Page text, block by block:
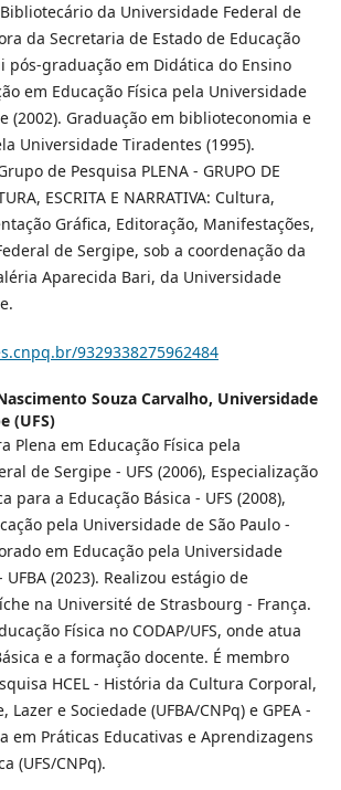
da Universidade Federal de
da Secretaria de Estado de Educação
pós-graduação em Didática do Ensino
em Educação Física pela Universidade
(2002). Graduação em biblioteconomia e
Universidade Tiradentes (1995).
de Pesquisa PLENA - GRUPO DE
ESCRITA E NARRATIVA: Cultura,
Gráfica, Editoração, Manifestações,
de Sergipe, sob a coordenação da
Aparecida Bari, da Universidade
9329338275962484
Souza Carvalho, Universidade
(UFS)
Plena em Educação Física pela
de Sergipe - UFS (2006), Especialização
para a Educação Básica - UFS (2008),
pela Universidade de São Paulo -
em Educação pela Universidade
(2023). Realizou estágio de
na Université de Strasbourg - França.
Física no CODAP/UFS, onde atua
e a formação docente. É membro
HCEL - História da Cultura Corporal,
Lazer e Sociedade (UFBA/CNPq) e GPEA -
em Práticas Educativas e Aprendizagens
(UFS/CNPq).